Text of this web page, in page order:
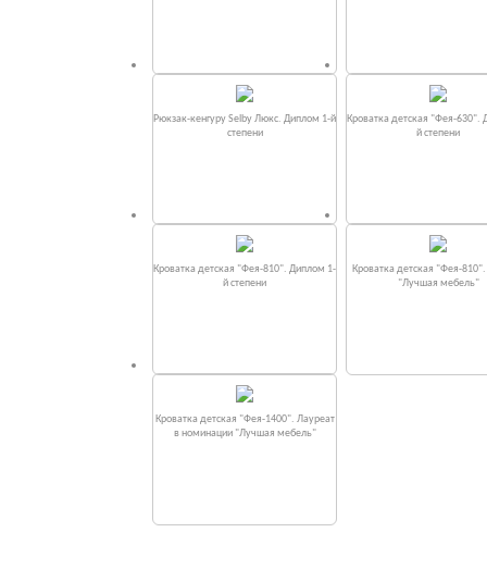
Рюкзак-кенгуру Selby Люкс. Диплом 1-й
степени
Кроватка детская "Фея-630".
й степени
Кроватка детская "Фея-810". Диплом 1-
й степени
Кроватка детская "Фея-
"Лучшая мебель"
Кроватка детская "Фея-1400". Лауреат
в номинации "Лучшая мебель"